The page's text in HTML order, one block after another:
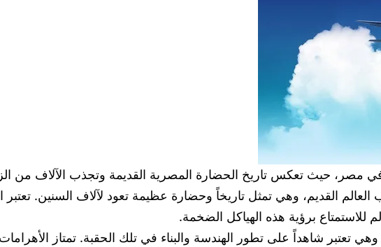
في مصر، حيث تعكس تاريخ الحضارة المصرية القديمة وتجذب الآلاف من
القديم، وهي تمثل تاريخاً وحضارة عظيمة تعود لآلاف السنين. تعتبر
للاستمتاع برؤية هذه الهياكل الضخمة.
وهي تعتبر شاهداً على تطور الهندسة والبناء في تلك الحقبة. تمتاز